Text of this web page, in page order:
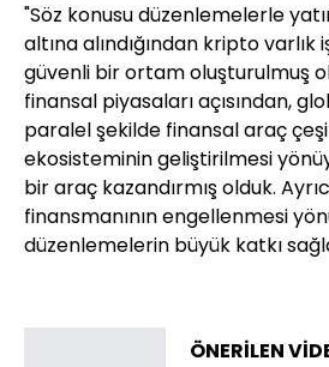
"Söz konusu düzenlemelerle
altına alındığından kripto
güvenli bir ortam oluşturulmuş
finansal piyasaları açısından,
paralel şekilde finansal araç
ekosisteminin geliştirilmesi
bir araç kazandırmış olduk.
finansmanının engellenmesi
düzenlemelerin büyük katkı
ÖNERİLEN